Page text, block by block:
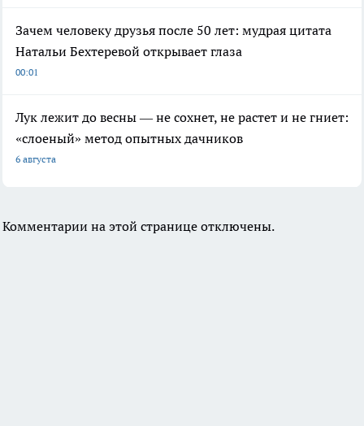
Зачем человеку друзья после 50 лет: мудрая цитата
Натальи Бехтеревой открывает глаза
00:01
Лук лежит до весны — не сохнет, не растет и не гниет:
«слоеный» метод опытных дачников
6 августа
Комментарии на этой странице отключены.